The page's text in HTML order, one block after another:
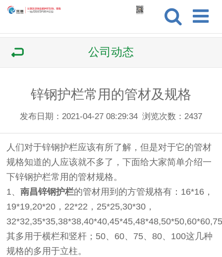
公司动态
锌钢护栏常用的管材及规格
发布日期：2021-04-27 08:29:34 浏览次数： 2437
人们对于锌钢护栏应该有所了解，但是对于它的管材
规格知道的人应该就不多了，下面给大家简单介绍一
下锌钢护栏常用的管材规格。
1、南昌锌钢护栏的管材用到的方管规格有：16*16，
19*19,20*20，22*22，25*25,30*30，
其多用于横栏和竖杆；50、60、75、80、100这几种
规格的多用于立柱。